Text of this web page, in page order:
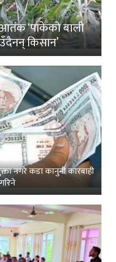
‘पाकेको बाली
किसान’
नगरे कडा कानुनी कारबाही
गरिने